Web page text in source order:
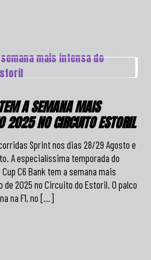
A SEMANA MAIS
2025 NO CIRCUITO ESTORIL
Sprint nos dias 28/29 Agosto e
A especialíssima temporada do
C6 Bank tem a semana mais
2025 no Circuito do Estoril. O palco
na F1, no […]